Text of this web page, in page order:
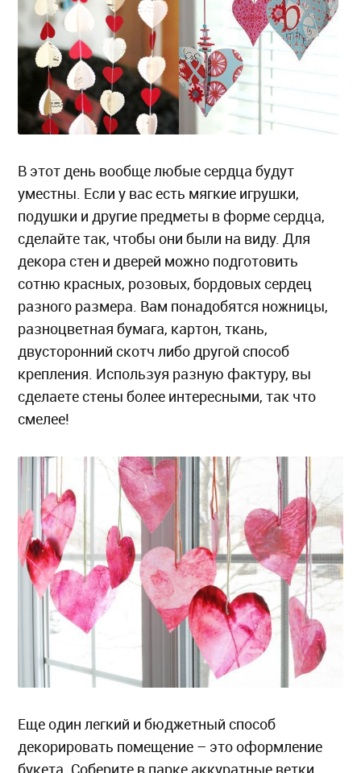
В этот день вообще любые сердца будут
уместны. Если у вас есть мягкие игрушки,
подушки и другие предметы в форме сердца,
сделайте так, чтобы они были на виду. Для
декора стен и дверей можно подготовить
сотню красных, розовых, бордовых сердец
разного размера. Вам понадобятся ножницы,
разноцветная бумага, картон, ткань,
двусторонний скотч либо другой способ
крепления. Используя разную фактуру, вы
сделаете стены более интересными, так что
смелее!
Еще один легкий и бюджетный способ
декорировать помещение – это оформление
букета. Соберите в парке аккуратные ветки